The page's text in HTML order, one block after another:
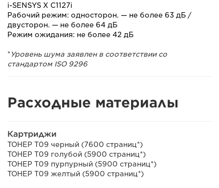
i-SENSYS X C1127i
Рабочий режим: односторон. — не более 63 дБ /
двусторон. — не более 64 дБ
Режим ожидания: не более 42 дБ
*Уровень шума заявлен в соответствии со
стандартом ISO 9296
Расходные материалы
Картриджи
ТОНЕР T09 черный (7600 страниц*)
ТОНЕР T09 голубой (5900 страниц*)
ТОНЕР T09 пурпурный (5900 страниц*)
ТОНЕР T09 желтый (5900 страниц*)